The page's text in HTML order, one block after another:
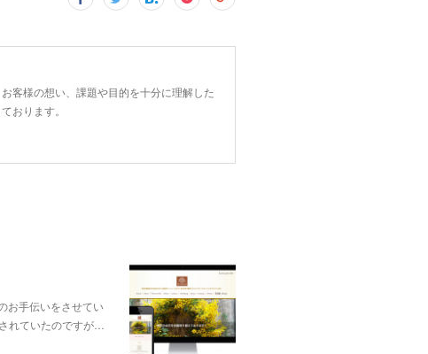
客様の想い、課題や目的を十分に理解した
おります。
お手伝いをさせてい
れていたのですが…